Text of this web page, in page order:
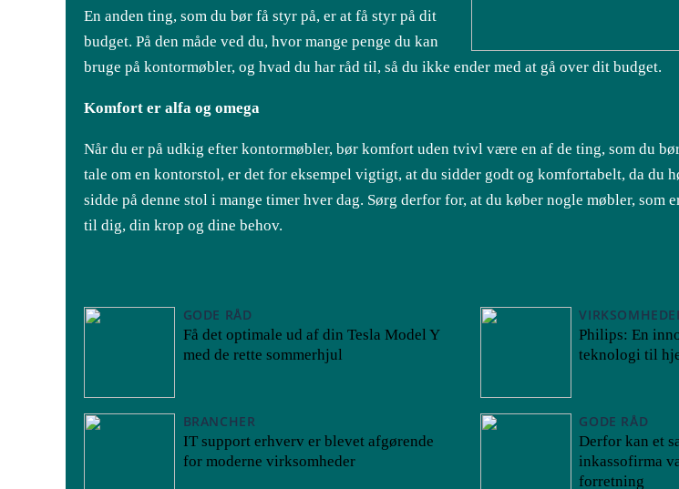
En anden ting, som du bør få styr på, er at få styr på dit
budget. På den måde ved du, hvor mange penge du kan
bruge på kontormøbler, og hvad du har råd til, så du ikke ender med at gå over dit budget.
Komfort er alfa og omega
Når du er på udkig efter kontormøbler, bør komfort uden tvivl være en af de ting, som du
tale om en kontorstol, er det for eksempel vigtigt, at du sidder godt og komfortabelt, da du
sidde på denne stol i mange timer hver dag. Sørg derfor for, at du køber nogle møbler, som
til dig, din krop og dine behov.
GODE RÅD
Få det optimale ud af din Tesla Model Y
med de rette sommerhjul
BRANCHER
IT support erhverv er blevet afgørende
for moderne virksomheder
Philips: En
teknologi til
GODE RÅD
Derfor kan et
inkassofirma
forretning